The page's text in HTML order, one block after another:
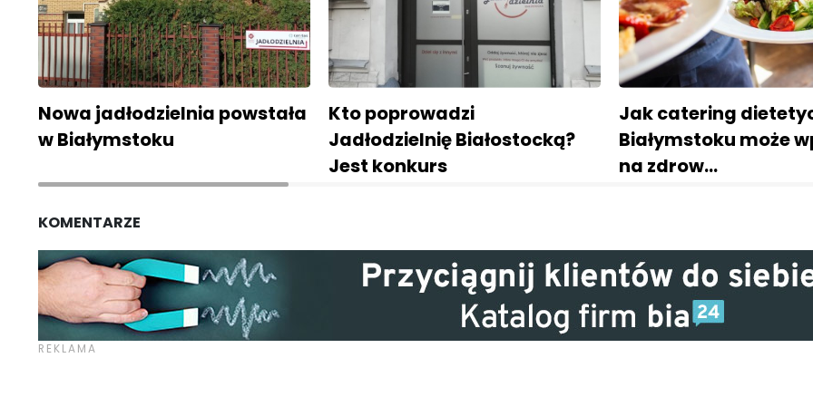
Nowa jadłodzielnia powstała
w Białymstoku
Kto poprowadzi
Jadłodzielnię Białostocką?
Jest konkurs
Jak catering
Białymstoku może
na zdrow…
KOMENTARZE